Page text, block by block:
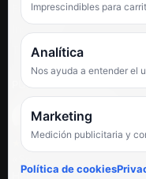
Facebook
TikTok
PUNTUACIÓN DE 4,6
★★★★★
Hemos comprado en
Imprescindibles para
Analítica
Nos ayuda a entender el
Marketing
Medición publicitaria y
Política de cookies